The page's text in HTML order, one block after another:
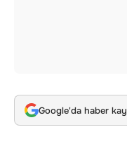
Google'da haber